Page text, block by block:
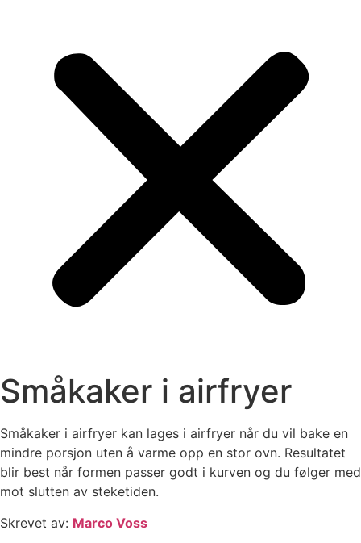
Småkaker i airfryer
Småkaker i airfryer kan lages i airfryer når du vil bake en
mindre porsjon uten å varme opp en stor ovn. Resultatet
blir best når formen passer godt i kurven og du følger med
mot slutten av steketiden.
Skrevet av: Marco Voss